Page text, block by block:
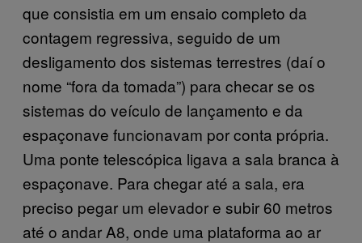
que consistia em um ensaio completo da
contagem regressiva, seguido de um
desligamento dos sistemas terrestres (daí o
nome “fora da tomada”) para checar se os
sistemas do veículo de lançamento e da
espaçonave funcionavam por conta própria.
Uma ponte telescópica ligava a sala branca à
espaçonave. Para chegar até a sala, era
preciso pegar um elevador e subir 60 metros
até o andar A8, onde uma plataforma ao ar